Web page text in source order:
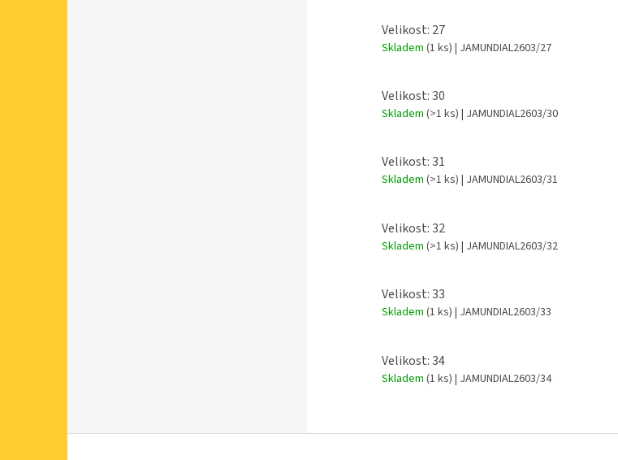
Velikost: 27
Skladem (1 ks) | JAMUNDIAL2603/27
Velikost: 30
Skladem (>1 ks) | JAMUNDIAL2603/30
Velikost: 31
Skladem (>1 ks) | JAMUNDIAL2603/31
Velikost: 32
Skladem (>1 ks) | JAMUNDIAL2603/32
Velikost: 33
Skladem (1 ks) | JAMUNDIAL2603/33
Velikost: 34
Skladem (1 ks) | JAMUNDIAL2603/34